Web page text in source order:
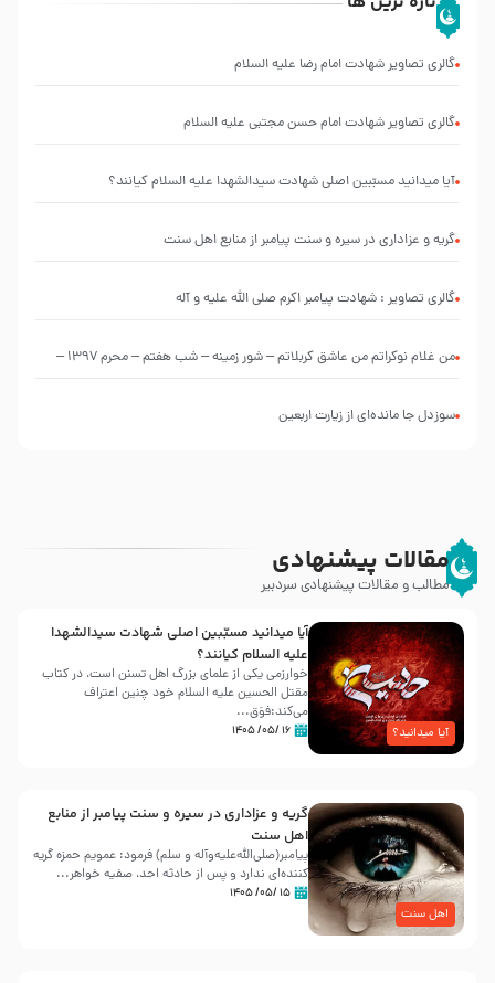
گالری تصاویر شهادت امام رضا علیه السلام
گالری تصاویر شهادت امام حسن مجتبی علیه السلام
آیا میدانید مسبّبین اصلی شهادت سیدالشهدا علیه ‌السلام کیانند؟
گریه و عزاداری در سیره و سنت پیامبر از منابع اهل سنت
گالری تصاویر : شهادت پیامبر اکرم صلی الله علیه و آله
من غلام نوکراتم من عاشق کربلاتم – شور زمینه – شب هفتم – محرم 1397 –
سوزدل جا مانده‌ای از زیارت اربعین
مقالات پیشنهادی
مطالب و مقالات پیشنهادی سردبیر
آیا میدانید؟
آیا میدانید مسبّبین اصلی شهادت سیدالشهدا
علیه ‌السلام کیانند؟
خوارزمی یکی از علمای بزرگ اهل تسنن است، در کتاب
مقتل الحسین علیه ‌السلام خود چنین اعتراف
می‌کند:فوَق...
۱۶ /۰۵/ ۱۴۰۵
اهل سنت
گریه و عزاداری در سیره و سنت پیامبر از منابع
اهل سنت
پیامبر(صلی‌الله‌علیه‌وآله و سلم) فرمود: عمویم حمزه گریه
کننده‌ای ندارد و پس از حادثه احد، صفیه خواهر...
۱۵ /۰۵/ ۱۴۰۵